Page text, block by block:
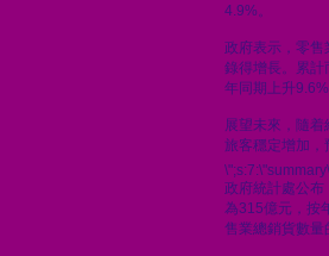
4.9%。
政府表示，零
錄得增長。累計
年同期上升
展望未來，隨
旅客穩定增加，
政府統計處公
為315億元，按
售業總銷貨數